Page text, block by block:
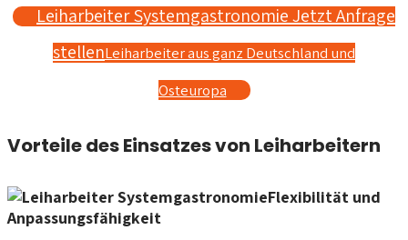
Leiharbeiter Systemgastronomie Jetzt Anfrage
stellenLeiharbeiter aus ganz Deutschland und
Osteuropa
Vorteile des Einsatzes von Leiharbeitern
Flexibilität und
Anpassungsfähigkeit